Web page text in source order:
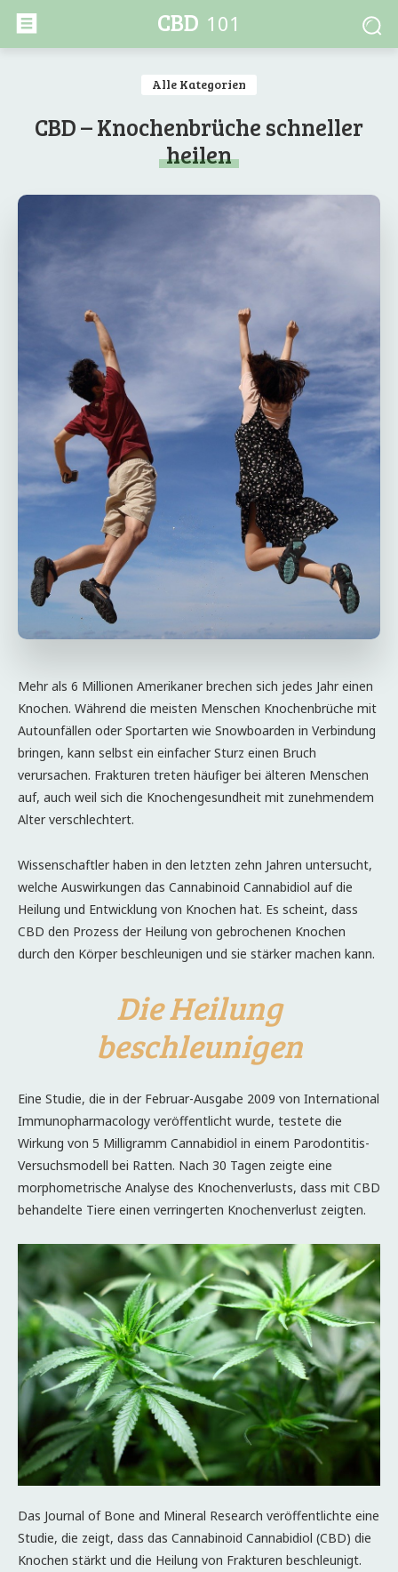
CBD 101
Alle Kategorien
CBD – Knochenbrüche schneller
heilen
Mehr als 6 Millionen Amerikaner brechen sich jedes Jahr einen
Knochen. Während die meisten Menschen Knochenbrüche mit
Autounfällen oder Sportarten wie Snowboarden in Verbindung
bringen, kann selbst ein einfacher Sturz einen Bruch
verursachen. Frakturen treten häufiger bei älteren Menschen
auf, auch weil sich die Knochengesundheit mit zunehmendem
Alter verschlechtert.
Wissenschaftler haben in den letzten zehn Jahren untersucht,
welche Auswirkungen das Cannabinoid Cannabidiol auf die
Heilung und Entwicklung von Knochen hat. Es scheint, dass
CBD den Prozess der Heilung von gebrochenen Knochen
durch den Körper beschleunigen und sie stärker machen kann.
Die Heilung
beschleunigen
Eine Studie, die in der Februar-Ausgabe 2009 von International
Immunopharmacology veröffentlicht wurde, testete die
Wirkung von 5 Milligramm Cannabidiol in einem Parodontitis-
Versuchsmodell bei Ratten. Nach 30 Tagen zeigte eine
morphometrische Analyse des Knochenverlusts, dass mit CBD
behandelte Tiere einen verringerten Knochenverlust zeigten.
Das Journal of Bone and Mineral Research veröffentlichte eine
Studie, die zeigt, dass das Cannabinoid Cannabidiol (CBD) die
Knochen stärkt und die Heilung von Frakturen beschleunigt.